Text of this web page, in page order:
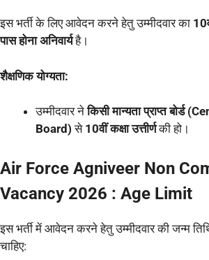
इस भर्ती के लिए आवेदन करने हेतु उम्मीदवार का
पास होना अनिवार्यहै।
शैक्षणिक योग्यता:
उम्मीदवार नेकिसी मान्यता प्राप्त बोर्ड
Board) से 10वीं कक्षा उत्तीर्णकी हो।
Air Force Agniveer Non
Vacancy 2026 : Age Limit
इस भर्ती में आवेदन करने हेतु उम्मीदवार की जन्म
चाहिए: